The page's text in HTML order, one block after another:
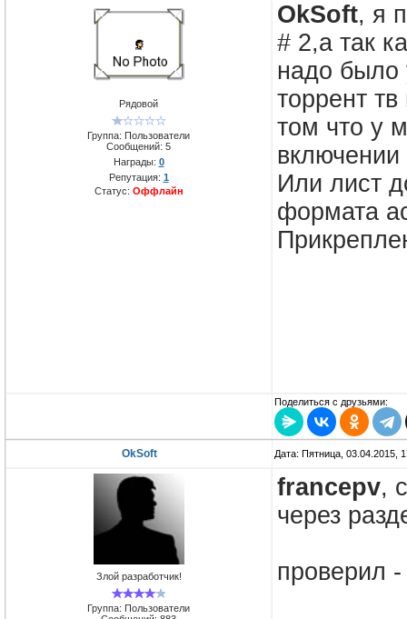
Рядовой
Группа: Пользователи
Сообщений: 5
Награды: 0
Репутация: 1
Статус: Оффлайн
OkSoft, я
# 2,а так
надо было
торрент
том что у
Или лист
формата
Поделиться с друзьями:
OkSoft Дата: Пятница, 03.04.2015,
Злой разработчик!
Группа: Пользователи
francepv,
через
проверил